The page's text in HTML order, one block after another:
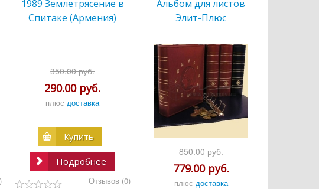
1989 Землетрясение в
Спитаке (Армения)
350.00 руб.
290.00 руб.
плюс доставка
Купить
Подробнее
Отзывов (0)
Альбом для листов
Элит-Плюс
850.00 руб.
779.00 руб.
плюс доставка